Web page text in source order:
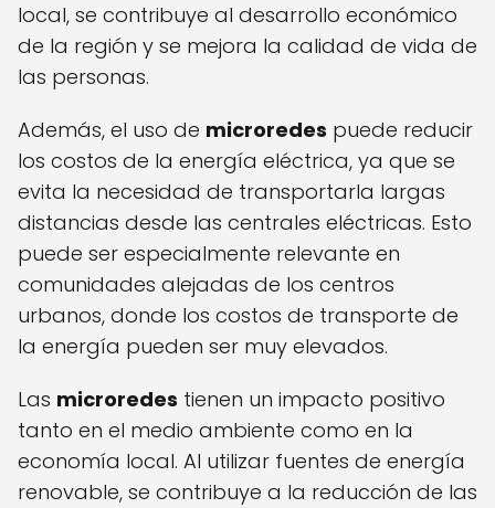
local, se contribuye al desarrollo económico
de la región y se mejora la calidad de vida de
las personas.
Además, el uso de microredes puede reducir
los costos de la energía eléctrica, ya que se
evita la necesidad de transportarla largas
distancias desde las centrales eléctricas. Esto
puede ser especialmente relevante en
comunidades alejadas de los centros
urbanos, donde los costos de transporte de
la energía pueden ser muy elevados.
Las microredes tienen un impacto positivo
tanto en el medio ambiente como en la
economía local. Al utilizar fuentes de energía
renovable, se contribuye a la reducción de las